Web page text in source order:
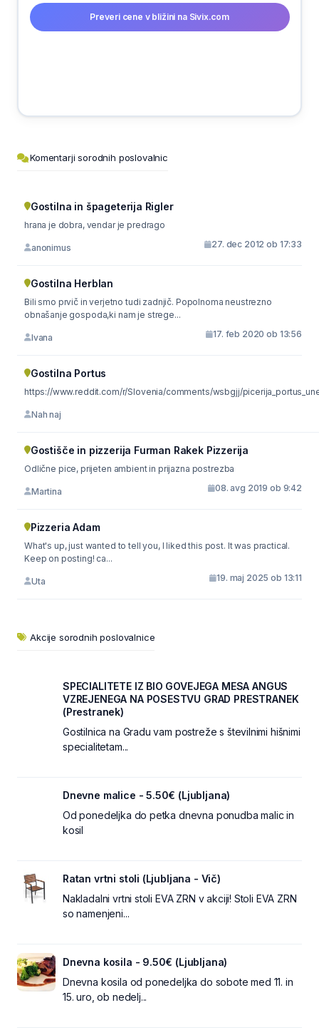
Preveri cene v bližini na Sivix.com
Komentarji sorodnih poslovalnic
Gostilna in špageterija Rigler
hrana je dobra, vendar je predrago
anonimus 27. dec 2012 ob 17:33
Gostilna Herblan
Bili smo prvič in verjetno tudi zadnjič. Popolnoma neustrezno
obnašanje gospoda,ki nam je strege...
Ivana 17. feb 2020 ob 13:56
Gostilna Portus
https://www.reddit.com/r/Slovenia/comments/wsbgjj/
Nah naj
Gostišče in pizzerija Furman Rakek Pizzerija
Odlične pice, prijeten ambient in prijazna postrezba
Martina 08. avg 2019 ob 9:42
Pizzeria Adam
What's up, just wanted to tell you, I liked this post. It was practical.
Keep on posting! ca...
Uta 19. maj 2025 ob 13:11
Akcije sorodnih poslovalnice
SPECIALITETE IZ BIO GOVEJEGA MESA ANGUS
VZREJENEGA NA POSESTVU GRAD PRESTRANEK
(Prestranek)
Gostilnica na Gradu vam postreže s številnimi hišnimi
specialitetam...
Dnevne malice - 5.50€ (Ljubljana)
Od ponedeljka do petka dnevna ponudba malic in
kosil
Ratan vrtni stoli (Ljubljana - Vič)
Nakladalni vrtni stoli EVA ZRN v akciji! Stoli EVA ZRN
so namenjeni...
Dnevna kosila - 9.50€ (Ljubljana)
Dnevna kosila od ponedeljka do sobote med 11. in
15. uro, ob nedelj...